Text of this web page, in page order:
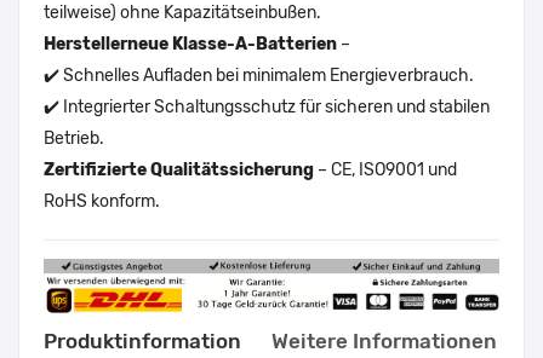
teilweise) ohne Kapazitätseinbußen.
Herstellerneue Klasse-A-Batterien –
✔️ Schnelles Aufladen bei minimalem Energieverbrauch.
✔️ Integrierter Schaltungsschutz für sicheren und stabilen
Betrieb.
Zertifizierte Qualitätssicherung – CE, ISO9001 und
RoHS konform.
Produktinformation Weitere Informationen